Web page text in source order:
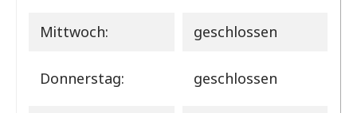
Mittwoch: geschlossen
Donnerstag: geschlossen